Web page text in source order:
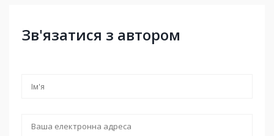
Зв'язатися з автором